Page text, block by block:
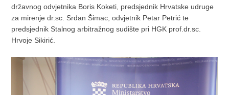
državnog odvjetnika Boris Koketi, predsjednik Hrvatske udruge
za mirenje dr.sc. Srđan Šimac, odvjetnik Petar Petrić te
predsjednik Stalnog arbitražnog sudište pri HGK prof.dr.sc.
Hrvoje Sikirić.